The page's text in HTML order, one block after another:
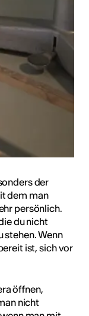
der
dem man
persönlich.
du nicht
stehen. Wenn
ist, sich vor
öffnen,
nicht